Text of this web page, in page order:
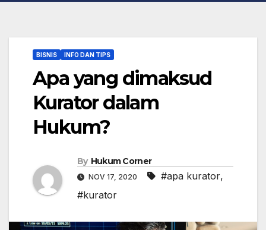
BISNIS INFO DAN TIPS
Apa yang dimaksud
Kurator dalam
Hukum?
By Hukum Corner
NOV 17, 2020 #apa kurator,
#kurator